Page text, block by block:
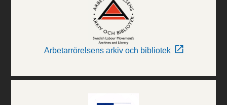
Arbetarrörelsens arkiv och bibliotek